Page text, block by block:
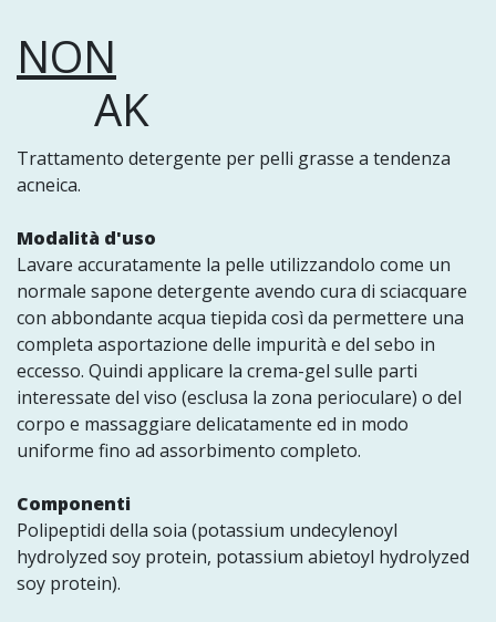
NON
AK
Trattamento detergente per pelli grasse a tendenza
acneica.
Modalità d'uso
Lavare accuratamente la pelle utilizzandolo come un
normale sapone detergente avendo cura di sciacquare
con abbondante acqua tiepida così da permettere una
completa asportazione delle impurità e del sebo in
eccesso. Quindi applicare la crema-gel sulle parti
interessate del viso (esclusa la zona perioculare) o del
corpo e massaggiare delicatamente ed in modo
uniforme fino ad assorbimento completo.
Componenti
Polipeptidi della soia (potassium undecylenoyl
hydrolyzed soy protein, potassium abietoyl hydrolyzed
soy protein).